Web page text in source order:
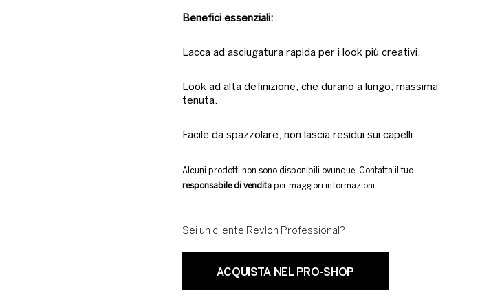
Benefici essenziali:
Lacca ad asciugatura rapida per i look più creativi.
Look ad alta definizione, che durano a lungo; massima
tenuta.
Facile da spazzolare, non lascia residui sui capelli.
Alcuni prodotti non sono disponibili ovunque. Contatta il tuo
responsabile di venditaper maggiori informazioni.
Sei un cliente Revlon Professional?
ACQUISTA NEL PRO-SHOP